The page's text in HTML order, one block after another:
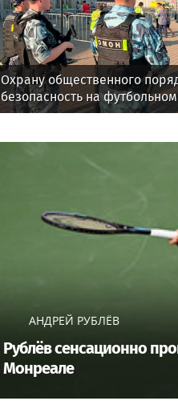
Охрану общественного
безопасность на
обеспечила Росгвардия
АНДРЕЙ РУБЛЁВ
Рублёв сенсационно
Монреале